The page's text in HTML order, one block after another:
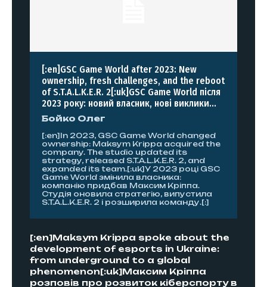
[:en]GSC Game World after 2023: New
ownership, fresh challenges, and the reboot
of S.T.A.L.K.E.R. 2[:uk]GSC Game World після
2023 року: новий власник, нові виклики...
Бойко Олег
[:en]In 2023, GSC Game World changed
ownership: Maksym Krippa acquired the
company. The studio updated its
strategy, released S.T.A.L.K.E.R. 2, and
expanded its team.[:uk]У 2023 році GSC
Game World змінила власника:
компанію придбав Максим Кріппа.
Студія оновила стратегію, випустила
S.T.A.L.K.E.R. 2 і розширила команду.[:]
[:en]Maksym Krippa spoke about the
development of esports in Ukraine:
from underground to a global
phenomenon[:uk]Максим Кріппа
розповів про розвиток кіберспорту в